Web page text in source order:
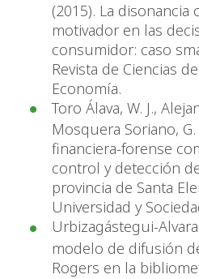
(2015). La
motivador en las
consumidor: caso
Revista de Ciencias
Economía.
Toro Álava, W. J.,
Mosquera Soriano,
financiera-forense
control y detección
provincia de Santa
Universidad y
Urbizagástegui-
modelo de difusión
Rogers en la